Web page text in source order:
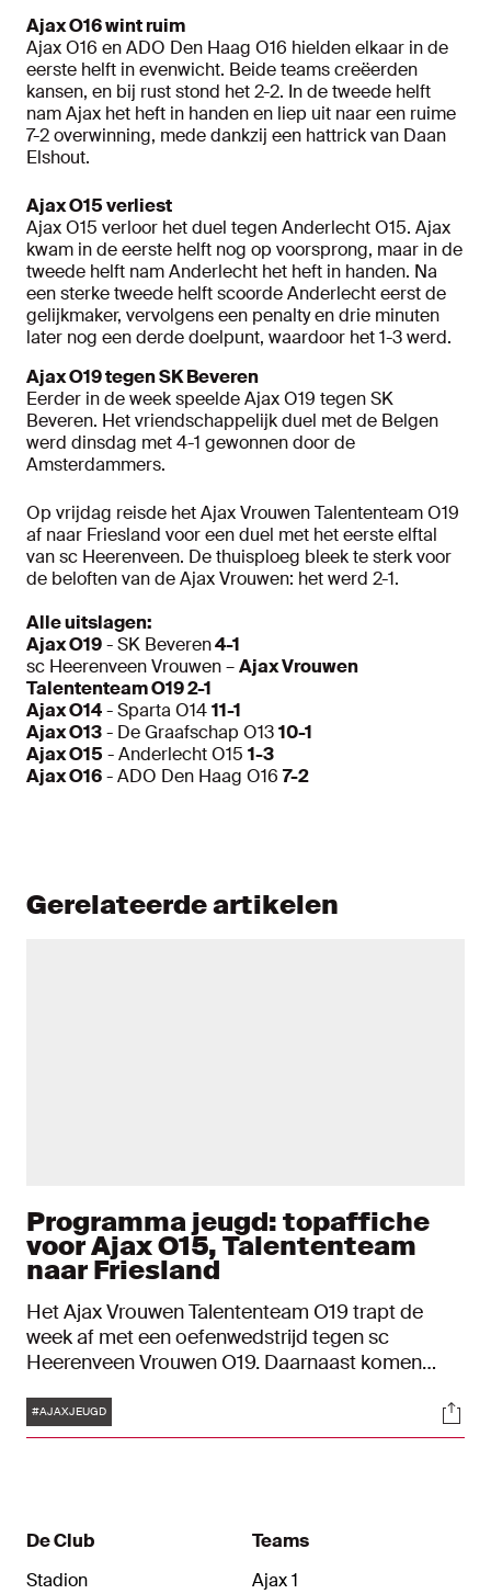
Ajax O16 wint ruim
Ajax O16 en ADO Den Haag O16 hielden elkaar in de
eerste helft in evenwicht. Beide teams creëerden
kansen, en bij rust stond het 2-2. In de tweede helft
nam Ajax het heft in handen en liep uit naar een ruime
7-2 overwinning, mede dankzij een hattrick van Daan
Elshout.
Ajax O15 verliest
Ajax O15 verloor het duel tegen Anderlecht O15. Ajax
kwam in de eerste helft nog op voorsprong, maar in de
tweede helft nam Anderlecht het heft in handen. Na
een sterke tweede helft scoorde Anderlecht eerst de
gelijkmaker, vervolgens een penalty en drie minuten
later nog een derde doelpunt, waardoor het 1-3 werd.
Ajax O19 tegen SK Beveren
Eerder in de week speelde Ajax O19 tegen SK
Beveren. Het vriendschappelijk duel met de Belgen
werd dinsdag met 4-1 gewonnen door de
Amsterdammers.
Op vrijdag reisde het Ajax Vrouwen Talententeam O19
af naar Friesland voor een duel met het eerste elftal
van sc Heerenveen. De thuisploeg bleek te sterk voor
de beloften van de Ajax Vrouwen: het werd 2-1.
Alle uitslagen:
Ajax O19- SK Beveren4-1
sc Heerenveen Vrouwen –Ajax Vrouwen
Talententeam O19 2-1
Ajax O14- Sparta O1411-1
Ajax O13- De Graafschap O1310-1
Ajax O15 - Anderlecht O15 1-3
Ajax O16- ADO Den Haag O16 7-2
Gerelateerde artikelen
Programma jeugd: topaffiche
voor Ajax O15, Talententeam
naar Friesland
Het Ajax Vrouwen Talententeam O19 trapt de
week af met een oefenwedstrijd tegen sc
Heerenveen Vrouwen O19. Daarnaast komen
actie tegen sterke tegenstanders uit binnen- en
buitenland. Alles over het programma van de
Tags
#AJAXJEUGD
De Club
Stadion
Teams
Ajax 1